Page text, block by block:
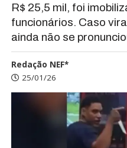
R$ 25,5 mil, foi
funcionários. Caso
ainda não se
Redação NEF*
25/01/26